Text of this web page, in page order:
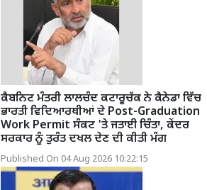
ਕੈਬਨਿਟ ਮੰਤਰੀ ਲਾਲਚੰਦ ਕਟਾਰੂਚੱਕ ਨੇ ਕੈਨੇਡਾ ਵਿੱਚ
ਭਾਰਤੀ ਵਿਦਿਆਰਥੀਆਂ ਦੇ Post-Graduation
Work Permit ਸੰਕਟ 'ਤੇ ਜਤਾਈ ਚਿੰਤਾ, ਕੇਂਦਰ
ਸਰਕਾਰ ਨੂੰ ਤੁਰੰਤ ਦਖਲ ਦੇਣ ਦੀ ਕੀਤੀ ਮੰਗ
Published On 04 Aug 2026 10:22:15